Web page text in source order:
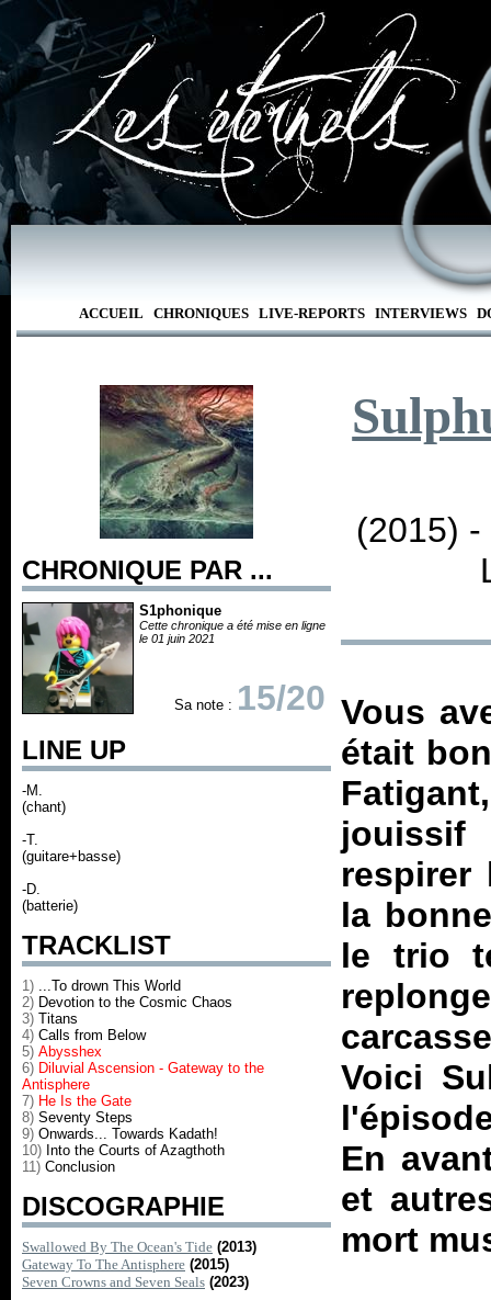
ACCUEIL CHRONIQUES LIVE-REPORTS INTERVIEWS
CHRONIQUE PAR ...
S1phonique
Cette chronique a été mise en ligne
le 01 juin 2021
Sa note : 15/20
LINE UP
-M.
(chant)
-T.
(guitare+basse)
-D.
(batterie)
TRACKLIST
1) ...To drown This World
2) Devotion to the Cosmic Chaos
3) Titans
4) Calls from Below
5) Abysshex
6) Diluvial Ascension - Gateway to the
Antisphere
7) He Is the Gate
8) Seventy Steps
9) Onwards... Towards Kadath!
10) Into the Courts of Azagthoth
11) Conclusion
DISCOGRAPHIE
Swallowed By The Ocean's Tide (2013)
Gateway To The Antisphere (2015)
Seven Crowns and Seven Seals (2023)
(2015) -
Vous
était
respirer
la
le trio
Voici
En
et
mort